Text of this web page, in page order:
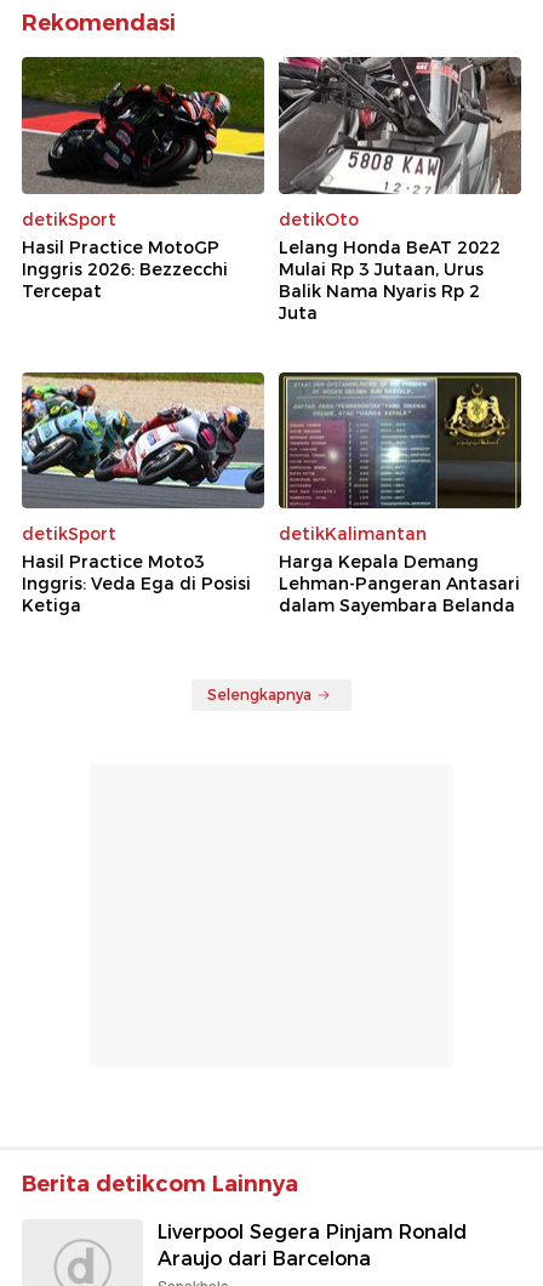
Rekomendasi
detikSport
Hasil Practice MotoGP
Inggris 2026: Bezzecchi
Tercepat
detikOto
Lelang Honda BeAT 2022
Mulai Rp 3 Jutaan, Urus
Balik Nama Nyaris Rp 2
Juta
detikSport
Hasil Practice Moto3
Inggris: Veda Ega di Posisi
Ketiga
detikKalimantan
Harga Kepala Demang
Lehman-Pangeran Antasari
dalam Sayembara Belanda
Selengkapnya
Berita detikcom Lainnya
Liverpool Segera Pinjam Ronald
Araujo dari Barcelona